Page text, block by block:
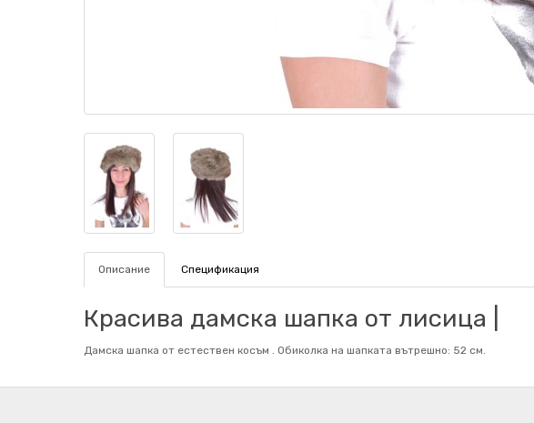
Описание Спецификация
Красива дамска шапка от лисица |
Дамска шапка от естествен косъм . Обиколка на шапката вътрешно: 52 см.